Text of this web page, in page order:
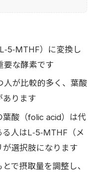
）に変換し
要な酵素です
人が比較的多く、葉酸
あります
酸（folic acid）は代
人はL‑5‑MTHF（メ
選択肢になります
で摂取量を調整し、